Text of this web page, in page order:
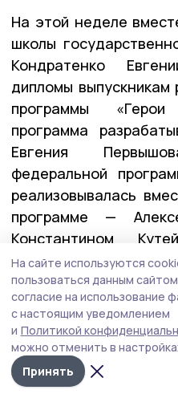
На этой неделе
школы
Кондратенко
дипломы выпускникам
программы
программа
Евгения
федеральной
реализовывалась
программе —
Константином
программу подали
ветеранов СВО.
испытаний
27 ребят.
— У них уже есть
На сайте используются
пользоваться данным
согласие на использование
с настоящим уведомлением
и Политикой
можно отменить в
Принять